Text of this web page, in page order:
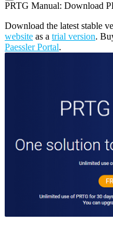
PRTG Manual: Download
Download the latest stable
website as a trial version.
Paessler Portal.